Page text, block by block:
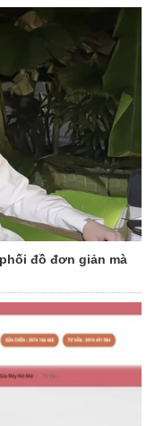
đồ đơn giản mà